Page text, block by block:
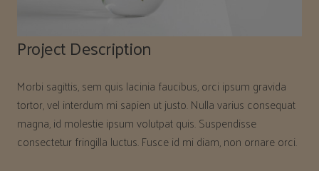
Project Description
Morbi sagittis, sem quis lacinia faucibus, orci ipsum gravida
tortor, vel interdum mi sapien ut justo. Nulla varius consequat
magna, id molestie ipsum volutpat quis. Suspendisse
consectetur fringilla luctus. Fusce id mi diam, non ornare orci.